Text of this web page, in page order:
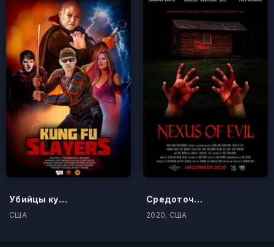
Убийцы кунг-фу
США
Средоточие зла
2020, США